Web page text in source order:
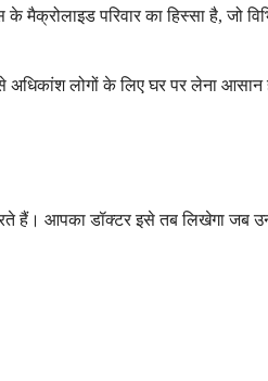
परिवार का हिस्सा है, जो
लोगों के लिए घर पर लेना आसान
आपका डॉक्टर इसे तब लिखेगा जब